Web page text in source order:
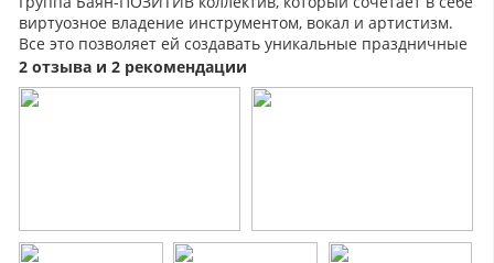
виртуозное владение инструментом, вокал и артистизм.
Все это позволяет ей создавать уникальные праздничные
шоу.
2 отзыва и 2 рекомендации